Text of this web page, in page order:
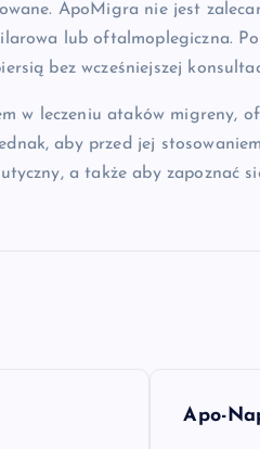
ApoMigra nie jest
lub oftalmoplegiczna.
bez wcześniejszej
w leczeniu ataków migreny,
aby przed jej
a także aby zapoznać
Apo-